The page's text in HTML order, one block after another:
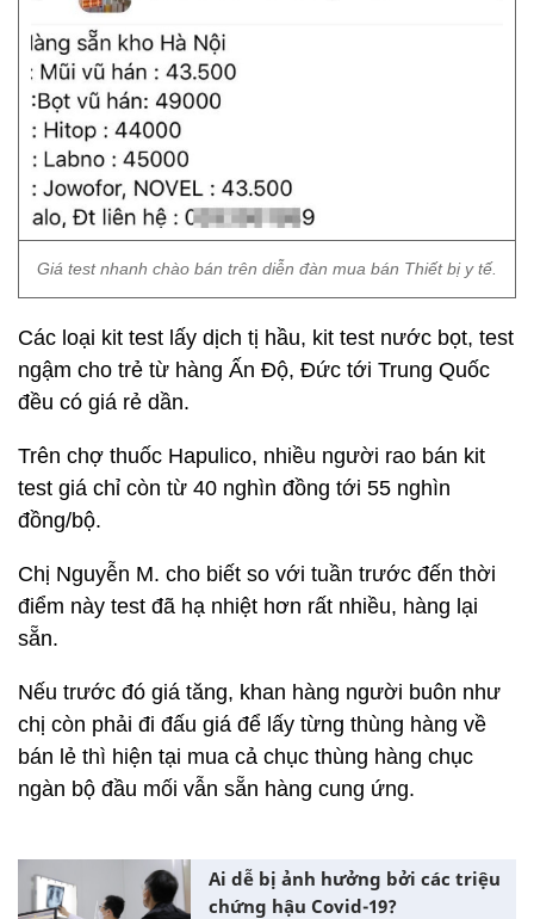
Giá test nhanh chào bán trên diễn đàn mua bán Thiết bị y tế.
Các loại kit test lấy dịch tị hầu, kit test nước bọt, test
ngậm cho trẻ từ hàng Ấn Độ, Đức tới Trung Quốc
đều có giá rẻ dần.
Trên chợ thuốc Hapulico, nhiều người rao bán kit
test giá chỉ còn từ 40 nghìn đồng tới 55 nghìn
đồng/bộ.
Chị Nguyễn M. cho biết so với tuần trước đến thời
điểm này test đã hạ nhiệt hơn rất nhiều, hàng lại
sẵn.
Nếu trước đó giá tăng, khan hàng người buôn như
chị còn phải đi đấu giá để lấy từng thùng hàng về
bán lẻ thì hiện tại mua cả chục thùng hàng chục
ngàn bộ đầu mối vẫn sẵn hàng cung ứng.
Ai dễ bị ảnh hưởng bởi các triệu
chứng hậu Covid-19?